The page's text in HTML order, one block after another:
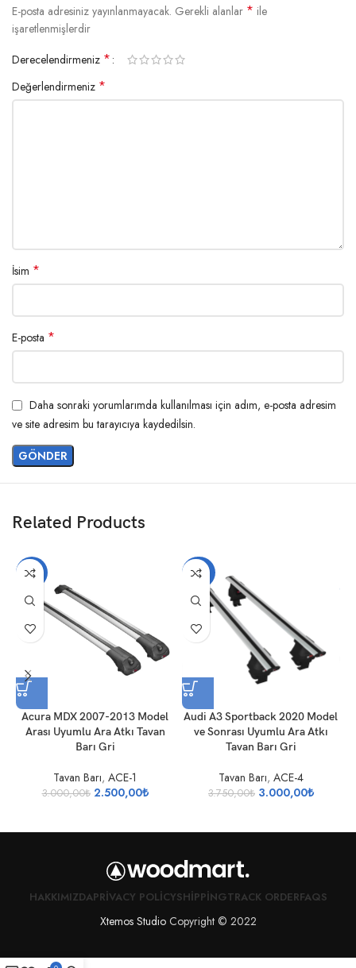
E-posta adresiniz yayınlanmayacak. Gerekli alanlar * ile
işaretlenmişlerdir
Derecelendirmeniz *
Değerlendirmeniz *
İsim *
E-posta *
Daha sonraki yorumlarımda kullanılması için adım, e-posta adresim
ve site adresim bu tarayıcıya kaydedilsin.
Related Products
-17%
Acura MDX 2007-2013 Model
Arası Uyumlu Ara Atkı Tavan
Barı Gri
Tavan Barı, ACE-1
3.000,00₺ 2.500,00₺
-20%
Audi A3 Sportback 2020 Model
ve Sonrası Uyumlu Ara Atkı
Tavan Barı Gri
Tavan Barı, ACE-4
3.750,00₺ 3.000,00₺
HAKKIMIZDAPRIVACY POLICYSHIPPINGTRACK ORDERFAQS
Xtemos StudioCopyright © 2022